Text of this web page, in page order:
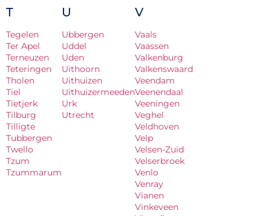
T
Tegelen
Ter Apel
Terneuzen
Teteringen
Tholen
Tiel
Tietjerk
Tilburg
Tilligte
Tubbergen
Twello
Tzum
Tzummarum
U
Ubbergen
Uddel
Uden
Uithoorn
Uithuizen
Uithuizermeeden
Urk
Utrecht
V
Vaals
Vaassen
Valkenburg
Valkenswaard
Veendam
Veenendaal
Veeningen
Veghel
Veldhoven
Velp
Velsen-Zuid
Velserbroek
Venlo
Venray
Vianen
Vinkeveen